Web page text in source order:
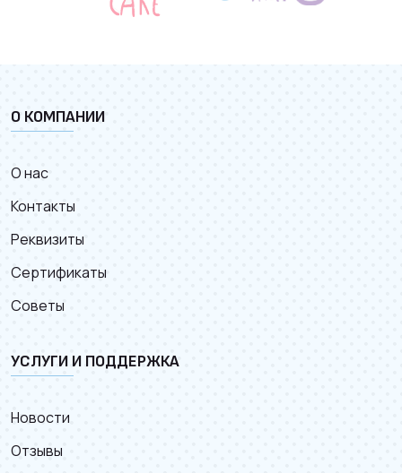
О КОМПАНИИ
О нас
Контакты
Реквизиты
Сертификаты
Советы
УСЛУГИ И ПОДДЕРЖКА
Новости
Отзывы